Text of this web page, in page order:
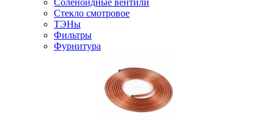
Соленоидные вентили
Стекло смотровое
ТЭНы
Фильтры
Фурнитура